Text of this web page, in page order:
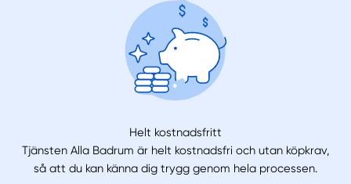
Helt kostnadsfritt
Tjänsten Alla Badrum är helt kostnadsfri och utan köpkrav,
så att du kan känna dig trygg genom hela processen.